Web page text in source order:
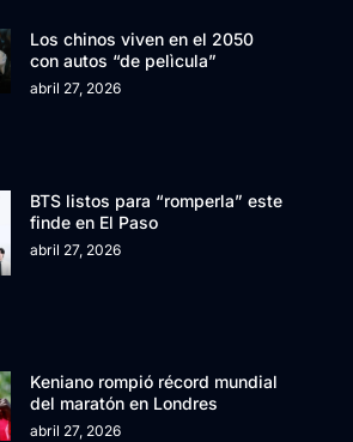
Los chinos viven en el 2050
con autos “de pelìcula”
abril 27, 2026
BTS listos para “romperla” este
finde en El Paso
abril 27, 2026
Keniano rompió récord mundial
del maratón en Londres
abril 27, 2026